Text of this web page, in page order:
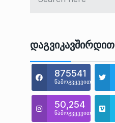
Დაგვიკავშირდით
875541
წამოგვყევით
50,254
წამოგვყევით